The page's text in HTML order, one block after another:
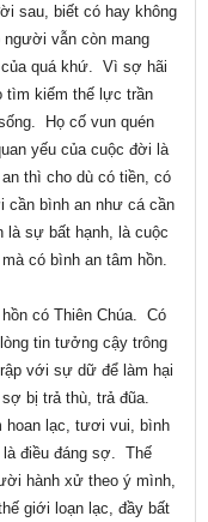
sau, biết có hay không
vẫn còn mang
của quá khứ. Vì sợ hãi
tìm kiếm thế lực trần
Họ cố vun quén
yếu của cuộc đời là
thì cho dù có tiền, có
cần bình an như cá cần
sự bất hạnh, là cuộc
có bình an tâm hồn.
có Thiên Chúa. Có
tin tưởng cậy trông
với sự dữ để làm hại
bị trả thù, trả đũa.
hoan lạc, tươi vui, bình
điều đáng sợ. Thế
hành xử theo ý mình,
giới loạn lạc, đầy bất